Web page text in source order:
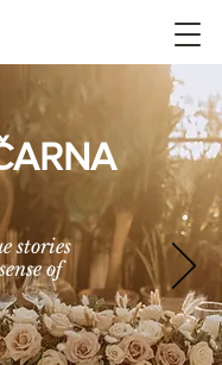
stories
of